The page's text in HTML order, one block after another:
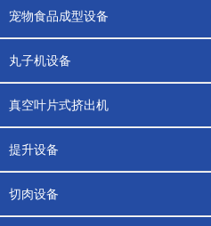
宠物食品成型设备
丸子机设备
真空叶片式挤出机
提升设备
切肉设备